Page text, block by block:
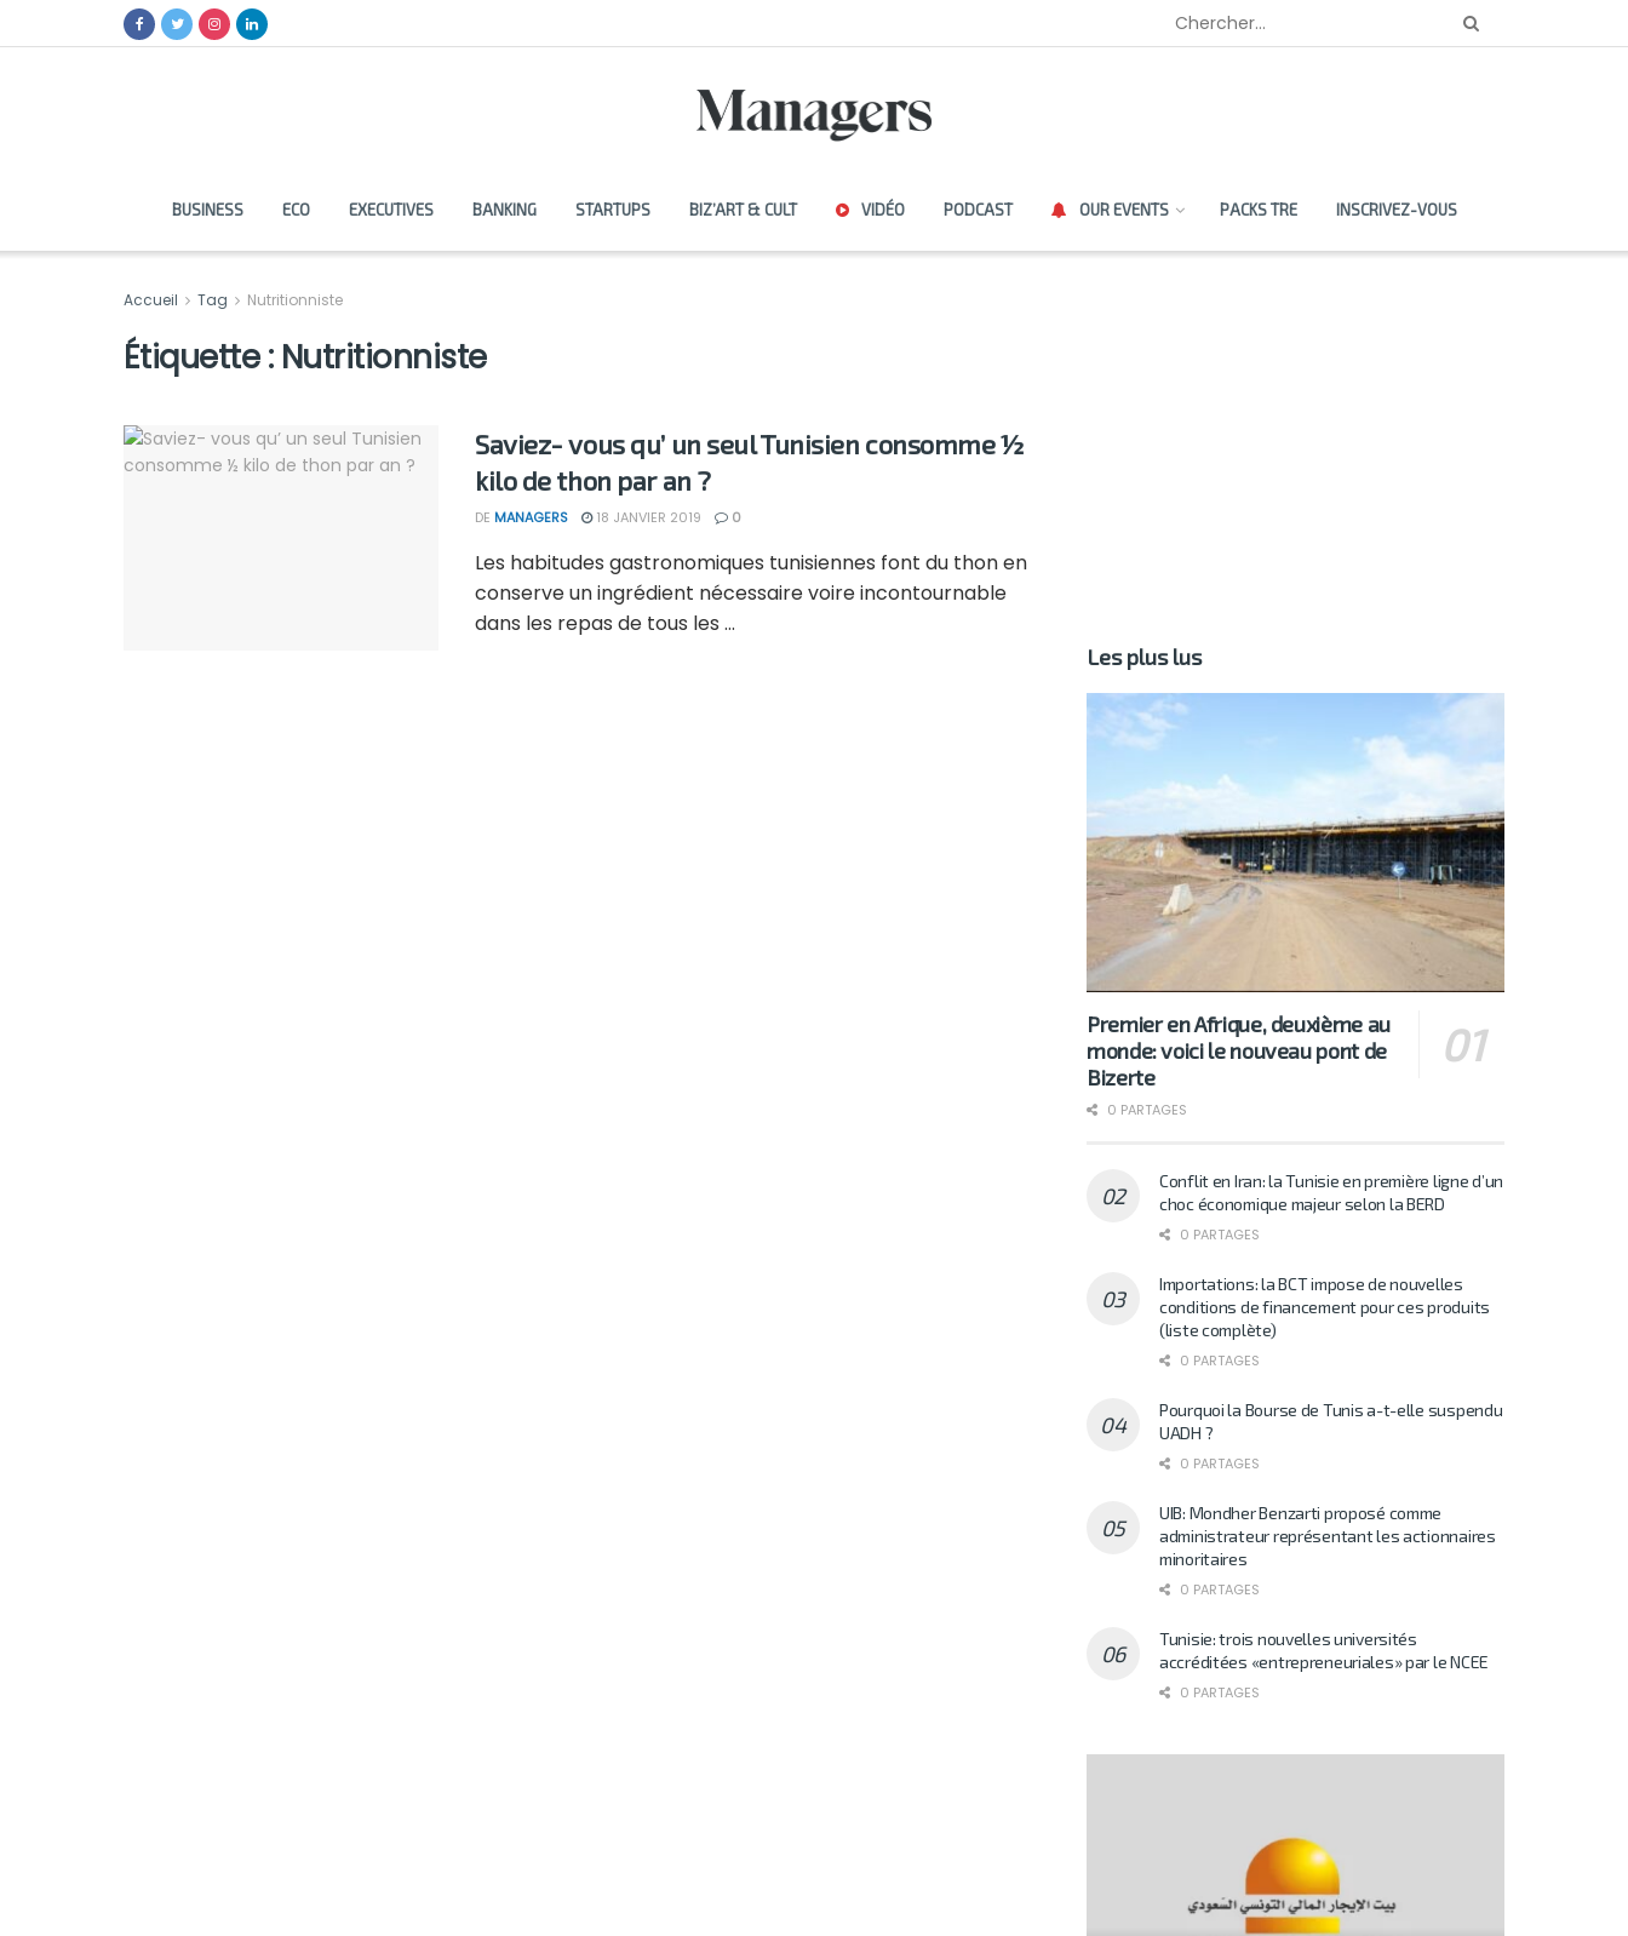
BUSINESS ECO EXECUTIVES BANKING STARTUPS BIZ’ART & CULT VIDÉO PODCAST OUR EVENTS PACKS TRE INSCRIVEZ-VOUS
Accueil Tag Nutritionniste
Étiquette : Nutritionniste
Saviez- vous qu’ un seul Tunisien consomme ½
kilo de thon par an ?
DE MANAGERS 18 JANVIER 2019 0
Les habitudes gastronomiques tunisiennes font du thon en
conserve un ingrédient nécessaire voire incontournable
dans les repas de tous les ...
Les plus lus
Premier en Afrique, deuxième au
monde: voici le nouveau pont de
Bizerte
0 PARTAGES
Conflit en Iran: la Tunisie en première ligne d’un
choc économique majeur selon la BERD
0 PARTAGES
Importations: la BCT impose de nouvelles
conditions de financement pour ces produits
(liste complète)
0 PARTAGES
Pourquoi la Bourse de Tunis a-t-elle suspendu
UADH ?
0 PARTAGES
UIB: Mondher Benzarti proposé comme
administrateur représentant les actionnaires
minoritaires
0 PARTAGES
Tunisie: trois nouvelles universités
accréditées «entrepreneuriales» par le NCEE
0 PARTAGES